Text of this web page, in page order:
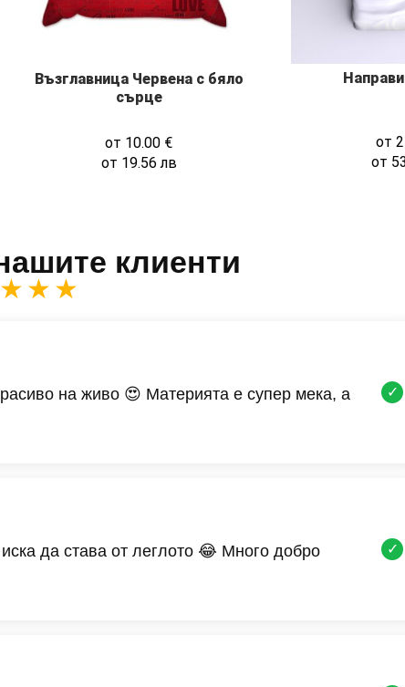
Възглавница Червена с бяло
сърце
от 10.00 €
от 19.56лв
от
от
клиенти
на живо 😍 Материята е супер мека, а
✓
да става от леглото 😂 Много добро
✓